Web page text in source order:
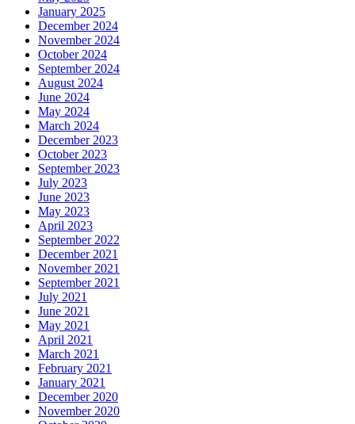
January 2025
December 2024
November 2024
October 2024
September 2024
August 2024
June 2024
May 2024
March 2024
December 2023
October 2023
September 2023
July 2023
June 2023
May 2023
April 2023
September 2022
December 2021
November 2021
September 2021
July 2021
June 2021
May 2021
April 2021
March 2021
February 2021
January 2021
December 2020
November 2020